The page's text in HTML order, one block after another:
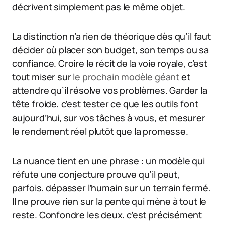
décrivent simplement pas le même objet.
La distinction n’a rien de théorique dès qu’il faut
décider où placer son budget, son temps ou sa
confiance. Croire le récit de la voie royale, c’est
tout miser surle prochain modèle géantet
attendre qu’il résolve vos problèmes. Garder la
tête froide, c’est tester ce que les outils font
aujourd’hui, sur vos tâches à vous, et mesurer
le rendement réel plutôt que la promesse.
La nuance tient en une phrase : un modèle qui
réfute une conjecture prouve qu’il peut,
parfois, dépasser l’humain sur un terrain fermé.
Il ne prouve rien sur la pente qui mène à tout le
reste. Confondre les deux, c’est précisément